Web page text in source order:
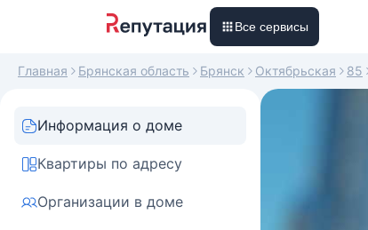
Все сервисы
Главная Брянская область Брянск Октябрьская 85
Информация о доме
Квартиры по адресу
Организации в доме